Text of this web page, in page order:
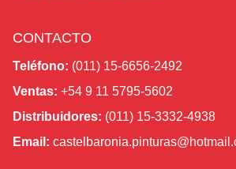
CONTACTO
Teléfono: (011) 15-6656-2492
Ventas: +54 9 11 5795-5602
Distribuidores: (011) 15-3332-4938
Email: